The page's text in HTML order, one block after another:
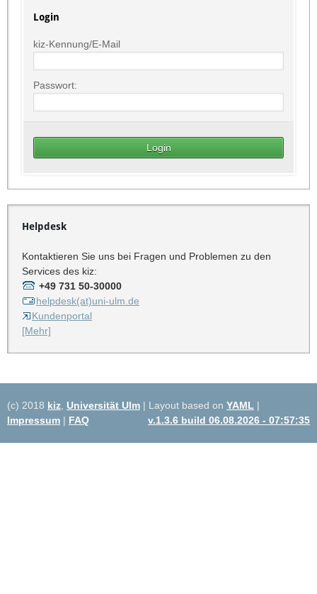
Login
kiz-Kennung/E-Mail
Passwort:
Helpdesk
Kontaktieren Sie uns bei Fragen und Problemen zu den
Services des kiz:
+49 731 50-30000
helpdesk(at)uni-ulm.de
Kundenportal
[Mehr]
(c) 2018 kiz Universität Ulm | Layout based on YAML |
Impressum | FAQ v.1.3.6 build 06.08.2026 - 07:57:35